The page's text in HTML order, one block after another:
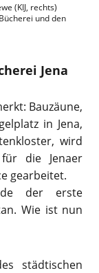
(KIJ, rechts)
und den
Jena
Bauzäune,
in Jena,
wird
die Jenaer
gearbeitet.
der erste
Wie ist nun
städtischen